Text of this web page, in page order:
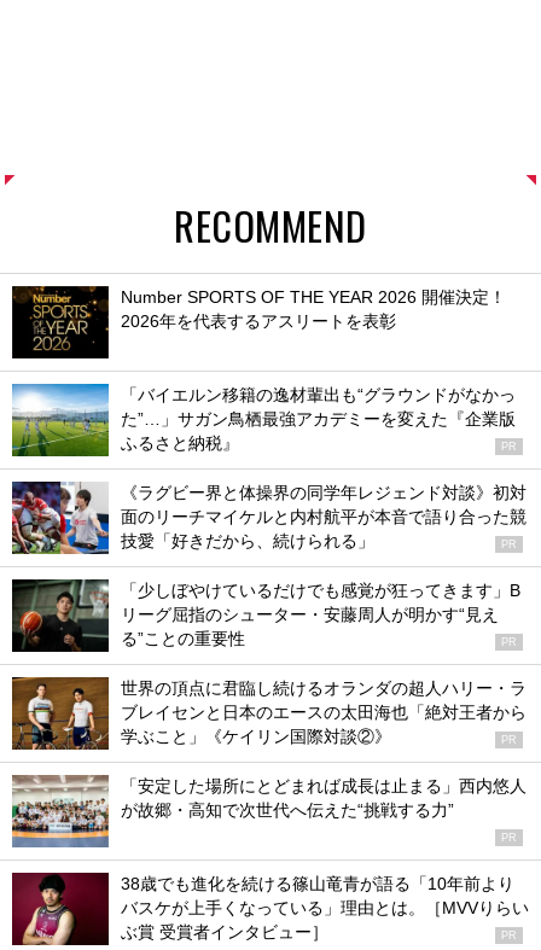
RECOMMEND
Number SPORTS OF THE YEAR 2026 開催決定！
2026年を代表するアスリートを表彰
「バイエルン移籍の逸材輩出も“グラウンドがなかっ
た”…」サガン鳥栖最強アカデミーを変えた『企業版
ふるさと納税』
PR
《ラグビー界と体操界の同学年レジェンド対談》初対
面のリーチマイケルと内村航平が本音で語り合った競
技愛「好きだから、続けられる」
PR
「少しぼやけているだけでも感覚が狂ってきます」B
リーグ屈指のシューター・安藤周人が明かす“見え
る”ことの重要性
PR
世界の頂点に君臨し続けるオランダの超人ハリー・ラ
ブレイセンと日本のエースの太田海也「絶対王者から
学ぶこと」《ケイリン国際対談②》
PR
「安定した場所にとどまれば成長は止まる」西内悠人
が故郷・高知で次世代へ伝えた“挑戦する力”
PR
38歳でも進化を続ける篠山竜青が語る「10年前より
バスケが上手くなっている」理由とは。［MVVりらい
ぶ賞 受賞者インタビュー］
PR